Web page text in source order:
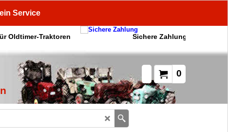
Service
Oldtimer-Traktoren Sichere Zahlung
0